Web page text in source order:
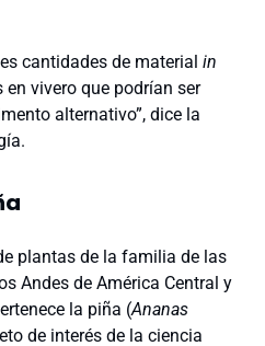
cantidades de material in
en vivero que podrían ser
alternativo”, dice la
plantas de la familia de las
Andes de América Central y
la piña (Ananas
de interés de la ciencia